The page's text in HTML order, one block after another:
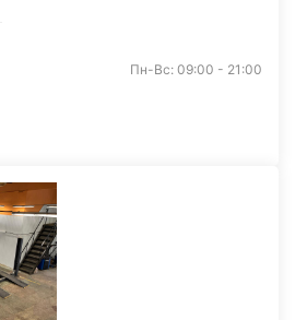
Пн-Вс: 09:00 - 21:00